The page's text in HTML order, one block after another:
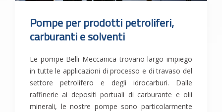
Pompe per prodotti petroliferi,
carburanti e solventi
Le pompe Belli Meccanica trovano largo impiego
in tutte le applicazioni di processo e di travaso del
settore petrolifero e degli idrocarburi. Dalle
raffinerie ai depositi portuali di carburante e olii
minerali, le nostre pompe sono particolarmente